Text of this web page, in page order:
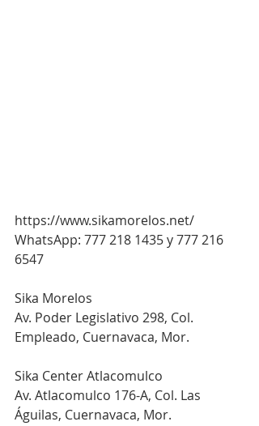
https://www.sikamorelos.net/
WhatsApp: 777 218 1435 y 777 216
6547
Sika Morelos
Av. Poder Legislativo 298, Col.
Empleado, Cuernavaca, Mor.
Sika Center Atlacomulco
Av. Atlacomulco 176-A, Col. Las
Águilas, Cuernavaca, Mor.